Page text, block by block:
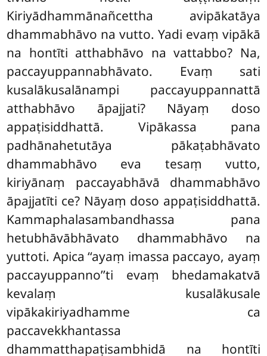
Kiriyādhammānañcettha avipākatāya
dhammabhāvo na vutto. Yadi evaṃ vipākā
na hontīti atthabhāvo na vattabbo? Na,
paccayuppannabhāvato. Evaṃ sati
kusalākusalānampi paccayuppannattā
atthabhāvo āpajjati? Nāyaṃ doso
appaṭisiddhattā. Vipākassa pana
padhānahetutāya pākaṭabhāvato
dhammabhāvo eva tesaṃ vutto,
kiriyānaṃ paccayabhāvā dhammabhāvo
āpajjatīti ce? Nāyaṃ doso appaṭisiddhattā.
Kammaphalasambandhassa pana
hetubhāvābhāvato dhammabhāvo na
yuttoti. Apica ‘‘ayaṃ imassa paccayo, ayaṃ
paccayuppanno’’ti evaṃ bhedamakatvā
kevalaṃ kusalākusale
vipākakiriyadhamme ca
paccavekkhantassa
dhammatthapaṭisambhidā na hontīti